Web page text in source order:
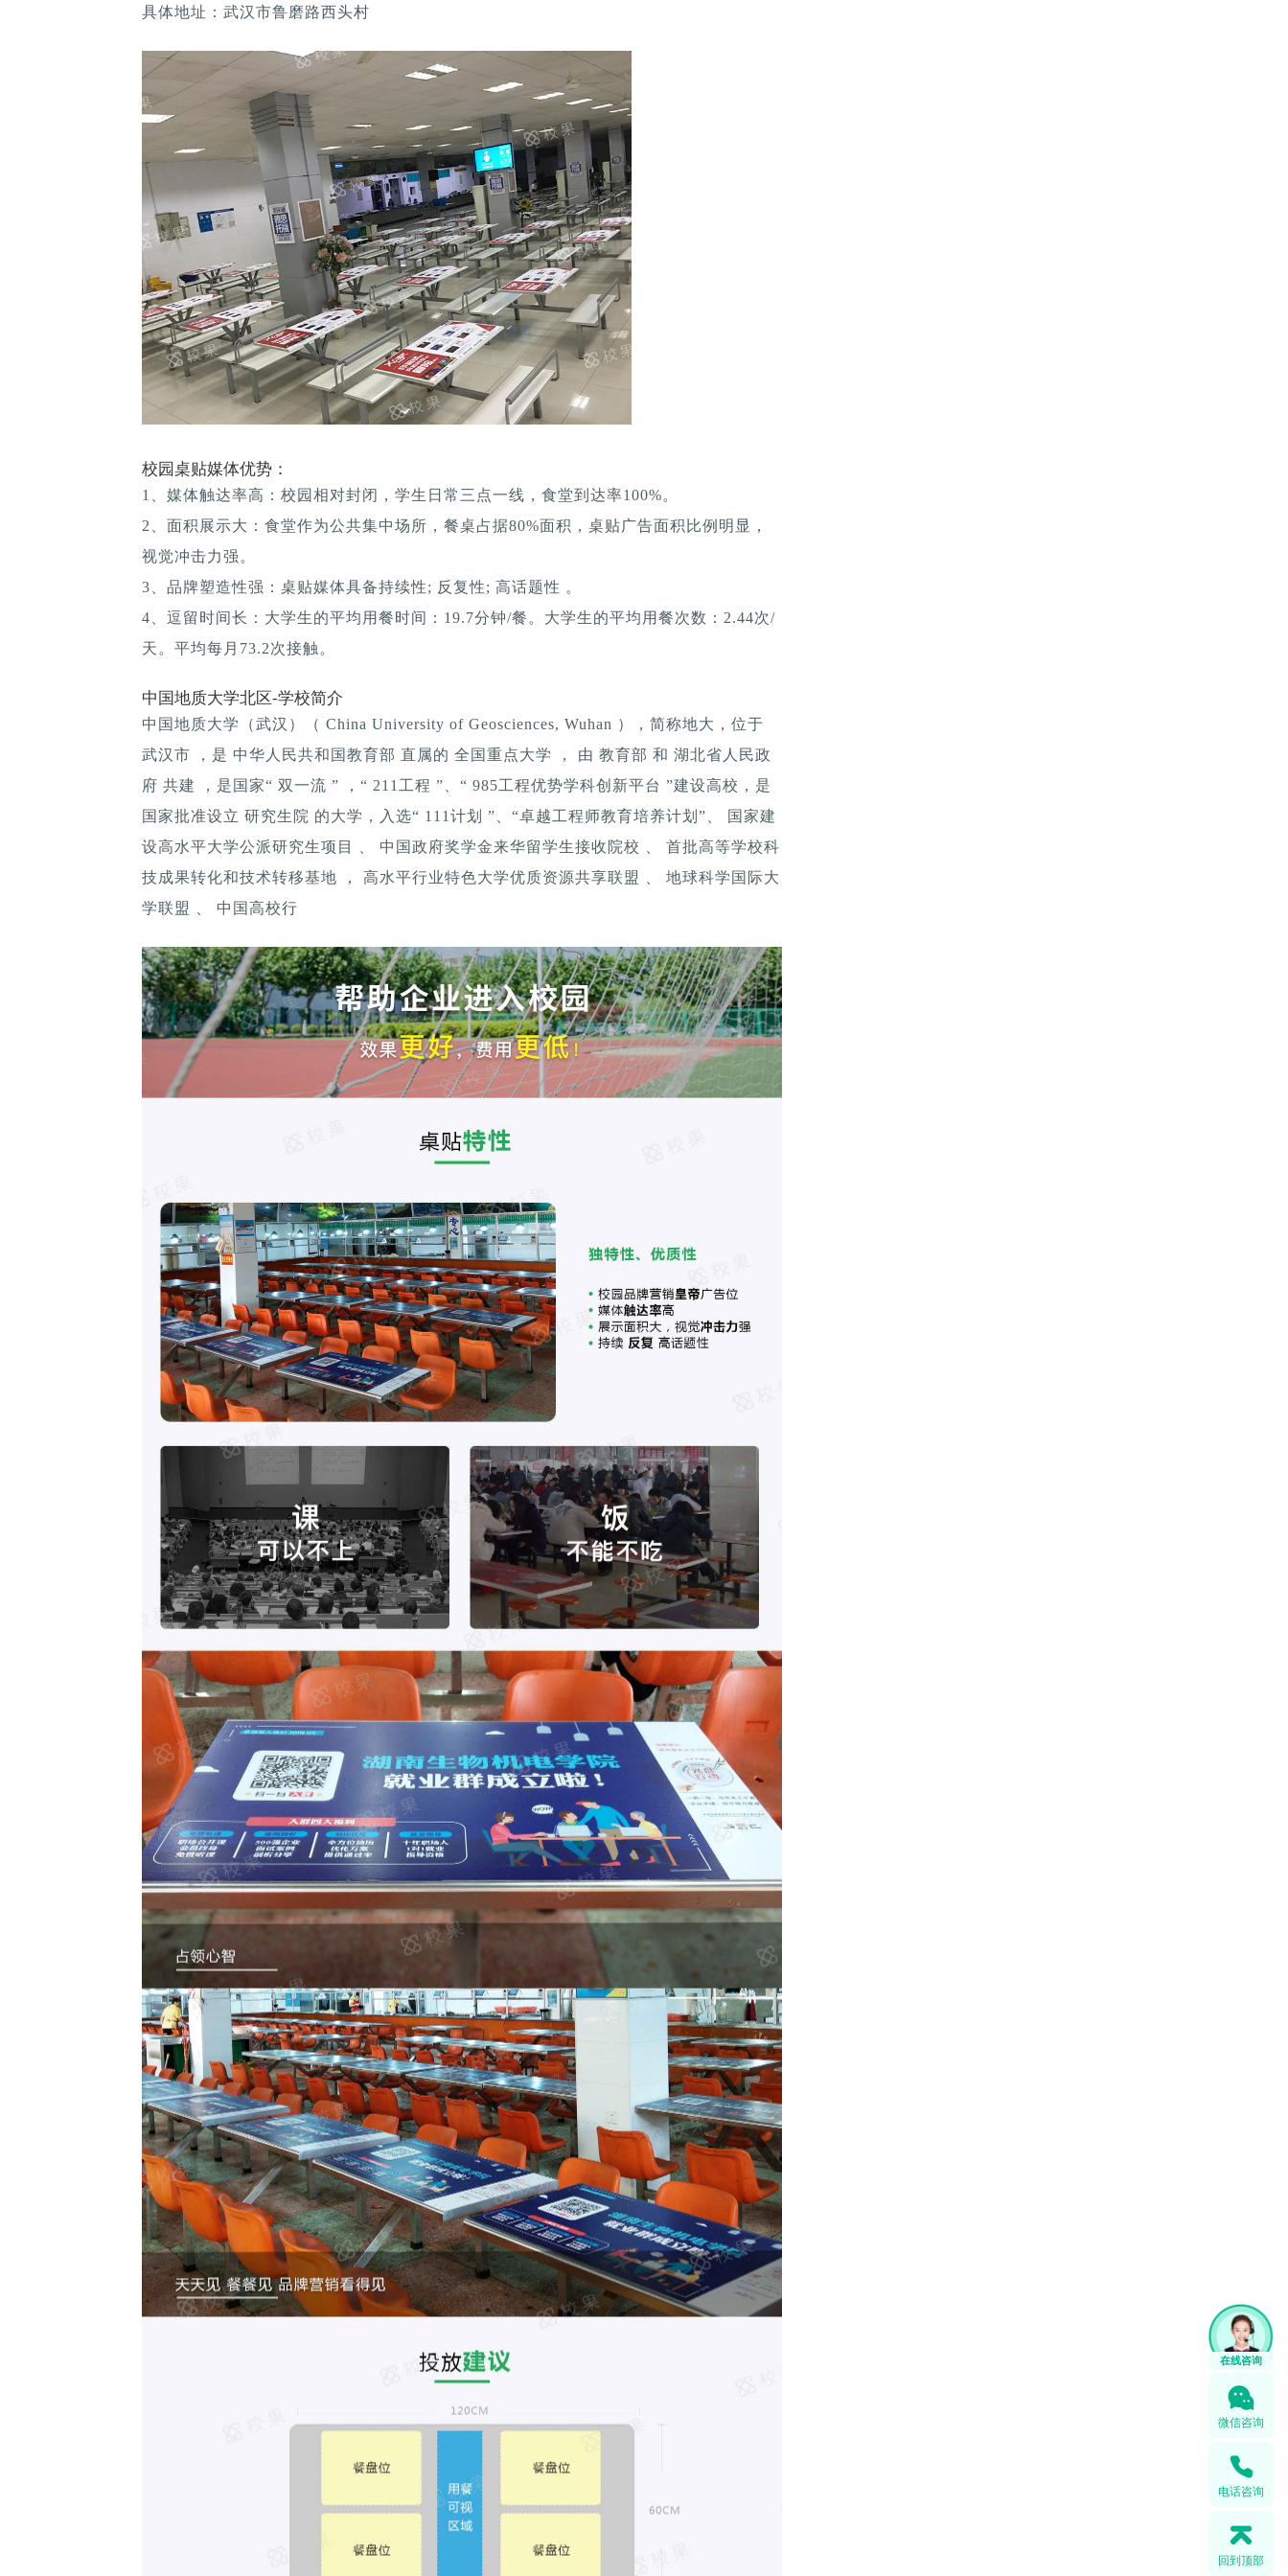
具体地址：武汉市鲁磨路西头村
校园桌贴媒体优势：
1、媒体触达率高：校园相对封闭，学生日常三点一线，食堂到达率100%。
2、面积展示大：食堂作为公共集中场所，餐桌占据80%面积，桌贴广告面积比例明显，
视觉冲击力强。
3、品牌塑造性强：桌贴媒体具备持续性; 反复性; 高话题性 。
4、逗留时间长：大学生的平均用餐时间：19.7分钟/餐。大学生的平均用餐次数：2.44次/
天。平均每月73.2次接触。
中国地质大学北区-学校简介
中国地质大学（武汉）（ China University of Geosciences, Wuhan ），简称地大，位于
武汉市 ，是 中华人民共和国教育部 直属的 全国重点大学 ， 由 教育部 和 湖北省人民政
府 共建 ，是国家“ 双一流 ” ，“ 211工程 ”、“ 985工程优势学科创新平台 ”建设高校，是
国家批准设立 研究生院 的大学，入选“ 111计划 ”、“卓越工程师教育培养计划”、 国家建
设高水平大学公派研究生项目 、 中国政府奖学金来华留学生接收院校 、 首批高等学校科
技成果转化和技术转移基地 ， 高水平行业特色大学优质资源共享联盟 、 地球科学国际大
学联盟 、 中国高校行
在线咨询
微信咨询
电话咨询
回到顶部